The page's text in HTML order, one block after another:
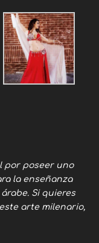
por poseer uno
la enseñanza
Si quieres
arte milenario,